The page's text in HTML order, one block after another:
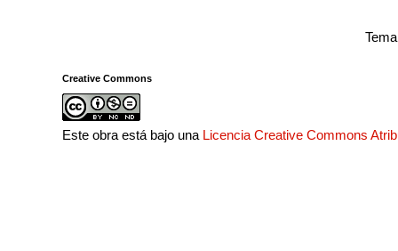
Creative Commons
Este obra está bajo una Licencia Creative Commons